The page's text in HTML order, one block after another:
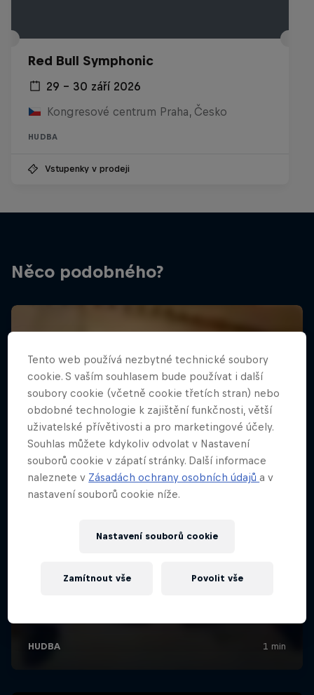
Red Bull Symphonic
29 – 30 září 2026
Kongresové centrum Praha, Česko
HUDBA
Vstupenky v prodeji
Něco podobného?
Tento web používá nezbytné technické soubory
cookie. S vaším souhlasem bude používat i další
soubory cookie (včetně cookie třetích stran) nebo
obdobné technologie k zajištění funkčnosti, větší
uživatelské přívětivosti a pro marketingové účely.
Souhlas můžete kdykoliv odvolat v Nastavení
souborů cookie v zápatí stránky. Další informace
naleznete v Zásadách ochrany osobních údajůa v
nastavení souborů cookie níže.
Nastavení souborů cookie
Zamítnout vše Povolit vše